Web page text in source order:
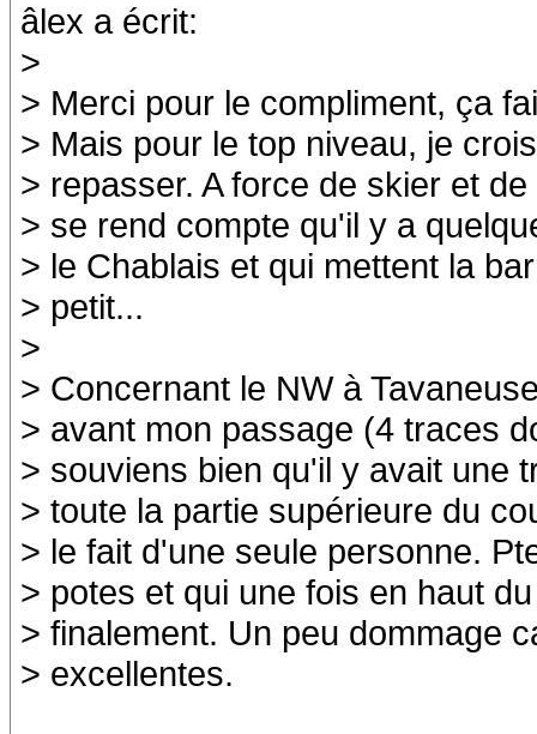
âlex a écrit:
>
> Merci pour le compliment, ça
> Mais pour le top niveau, je
> repasser. A force de skier et
> se rend compte qu'il y a
> le Chablais et qui mettent la
> petit...
>
> Concernant le NW à
> avant mon passage (4 traces
> souviens bien qu'il y avait une
> toute la partie supérieure du
> le fait d'une seule personne.
> potes et qui une fois en haut
> finalement. Un peu dommage
> excellentes.